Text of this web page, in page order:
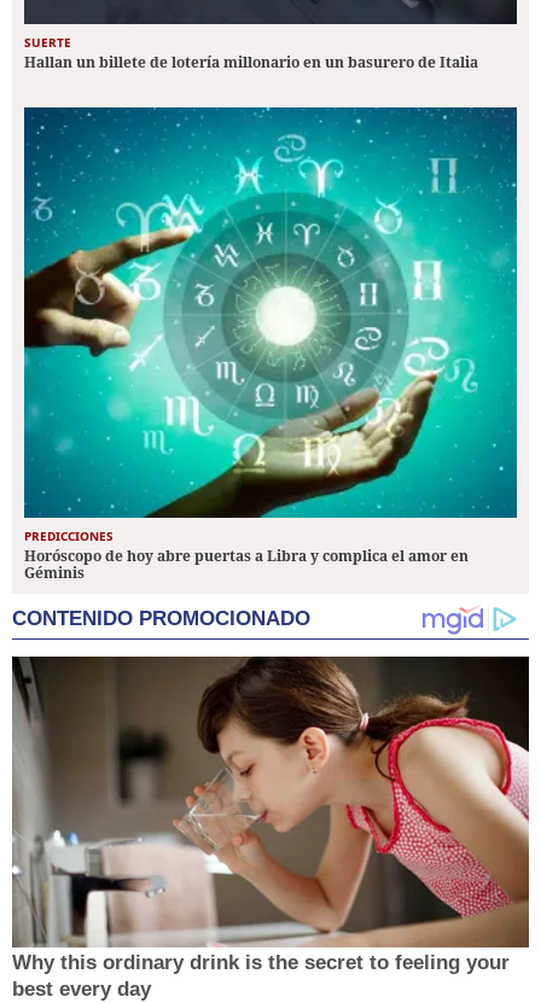
SUERTE
Hallan un billete de lotería millonario en un basurero de Italia
PREDICCIONES
Horóscopo de hoy abre puertas a Libra y complica el amor en
Géminis
CONTENIDO PROMOCIONADO
Why this ordinary drink is the secret to feeling your
best every day